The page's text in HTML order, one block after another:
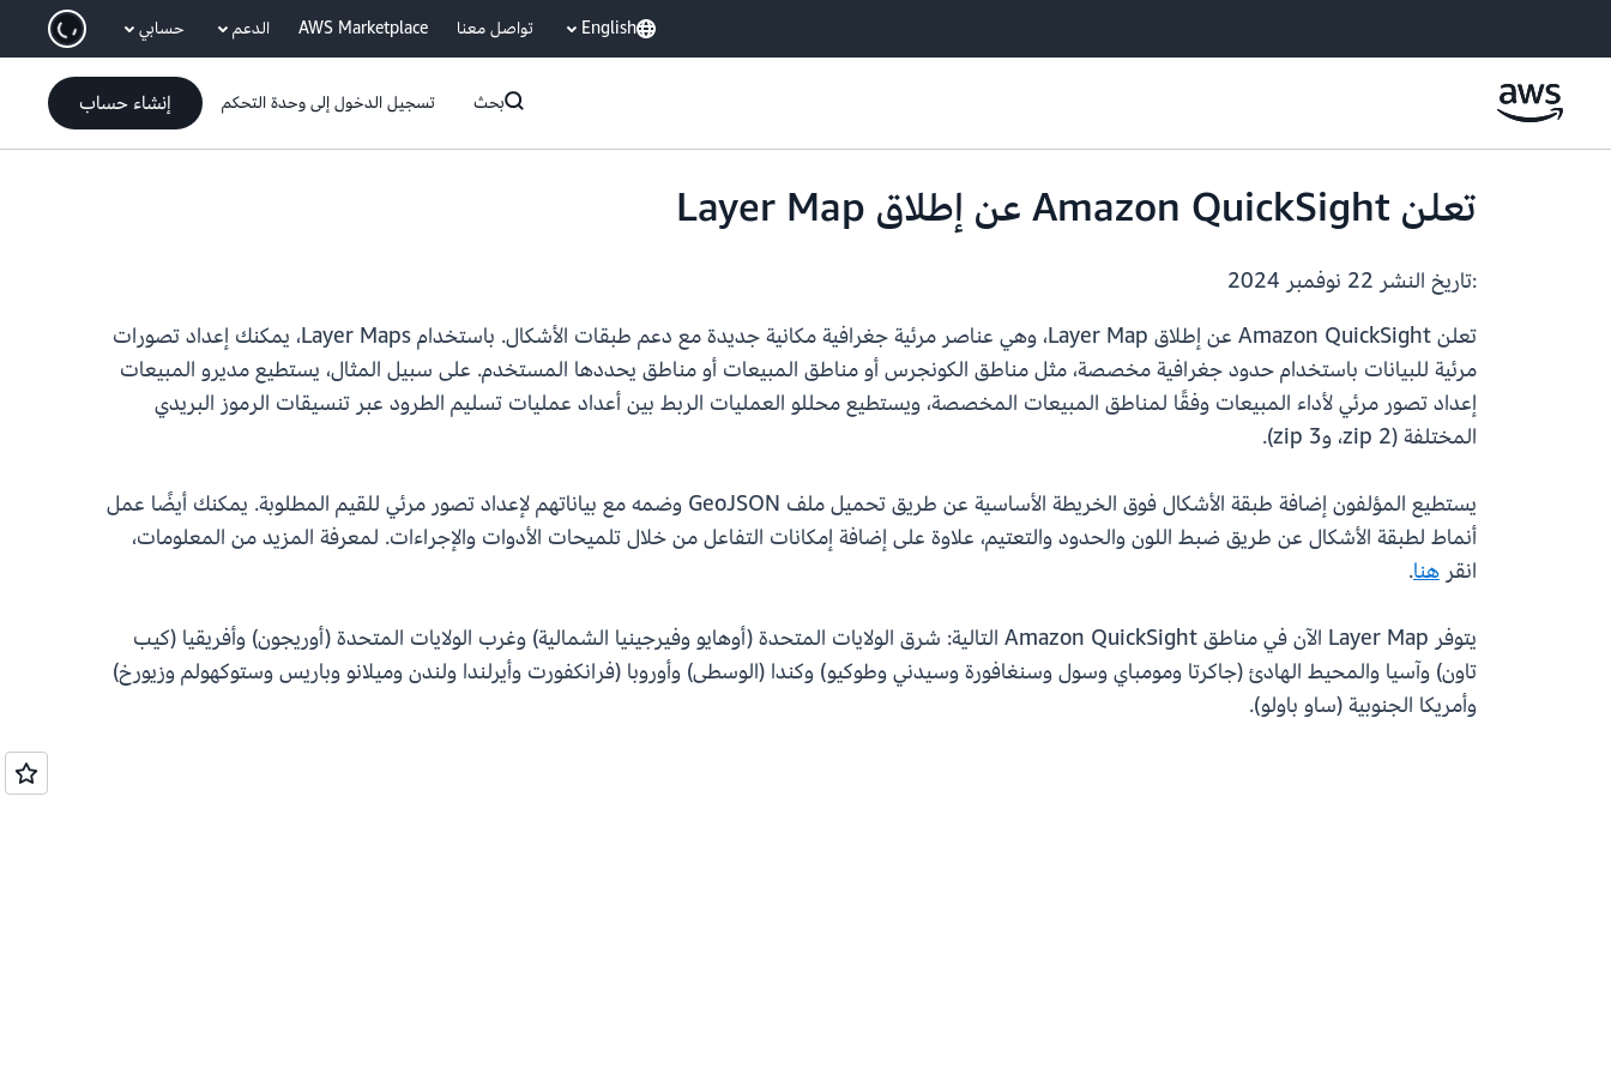
انتقل إلى المحتوى الرئيسي English تواصل معنا AWS Marketplace الدعم حسابي
بحث تسجيل الدخول إلى وحدة التحكم إنشاء حساب
تعلن Amazon QuickSight عن إطلاق Layer Map
:تاريخ النشر
تعلن Amazon QuickSight عن إطلاق Layer Map، وهي عناصر مرئية جغرافية مكانية جديدة مع دعم طبقات الأشكال. باستخدام Layer Maps، يمكنك إعداد تصورات
مرئية للبيانات باستخدام حدود جغرافية مخصصة، مثل مناطق الكونجرس أو مناطق المبيعات أو مناطق يحددها المستخدم. على سبيل المثال، يستطيع مديرو المبيعات
إعداد تصور مرئي لأداء المبيعات وفقًا لمناطق المبيعات المخصصة، ويستطيع محللو العمليات الربط بين أعداد عمليات تسليم الطرود عبر تنسيقات الرموز البريدي
المختلفة (zip 2، وzip 3).
يستطيع المؤلفون إضافة طبقة الأشكال فوق الخريطة الأساسية عن طريق تحميل ملف GeoJSON وضمه مع بياناتهم لإعداد تصور مرئي للقيم المطلوبة. يمكنك أيضًا عمل
أنماط لطبقة الأشكال عن طريق ضبط اللون والحدود والتعتيم، علاوة على إضافة إمكانات التفاعل من خلال تلميحات الأدوات والإجراءات. لمعرفة المزيد من المعلومات،
انقر هنا.
يتوفر Layer Map الآن في مناطق Amazon QuickSight التالية: شرق الولايات المتحدة (أوهايو وفيرجينيا الشمالية) وغرب الولايات المتحدة (أوريجون) وأفريقيا (كيب
تاون) وآسيا والمحيط الهادئ (جاكرتا ومومباي وسول وسنغافورة وسيدني وطوكيو) وكندا (الوسطى) وأوروبا (فرانكفورت وأيرلندا ولندن وميلانو وباريس وستوكهولم وزيورخ)
وأمريكا الجنوبية (ساو باولو).